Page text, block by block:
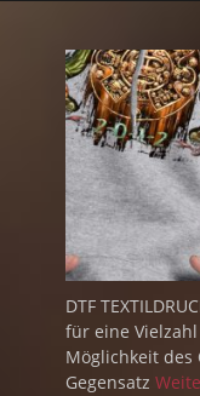
DTF
für eine
Möglichkeit des
Gegensatz